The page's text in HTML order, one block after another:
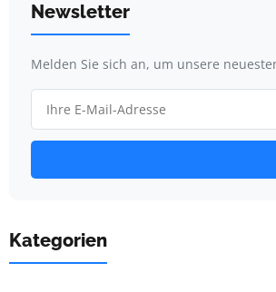
Newsletter
Melden Sie sich an, um unsere
Kategorien